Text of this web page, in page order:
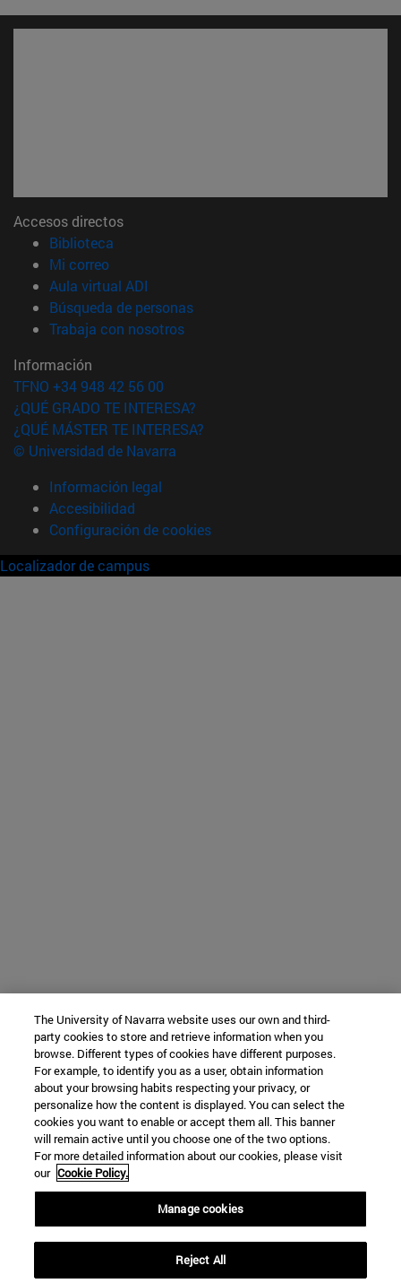
Accesos directos
Biblioteca
Mi correo(abre en nueva ventana)
Aula virtual ADI
Búsqueda de personas(abre en nueva ventana)
Trabaja con nosotros(abre en nueva ventana)
Información
TFNO +34 948 42 56 00
¿QUÉ GRADO TE INTERESA?
¿QUÉ MÁSTER TE INTERESA?
© Universidad de Navarra
Información legal
Accesibilidad
Configuración de cookies
Localizador de campus
The University of Navarra website uses our own and third-
party cookies to store and retrieve information when you
browse. Different types of cookies have different purposes.
For example, to identify you as a user, obtain information
about your browsing habits respecting your privacy, or
personalize how the content is displayed. You can select the
cookies you want to enable or accept them all. This banner
will remain active until you choose one of the two options.
For more detailed information about our cookies, please visit
our Cookie Policy.
Manage cookies
Reject All